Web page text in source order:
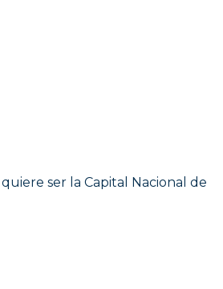
ser la Capital Nacional de